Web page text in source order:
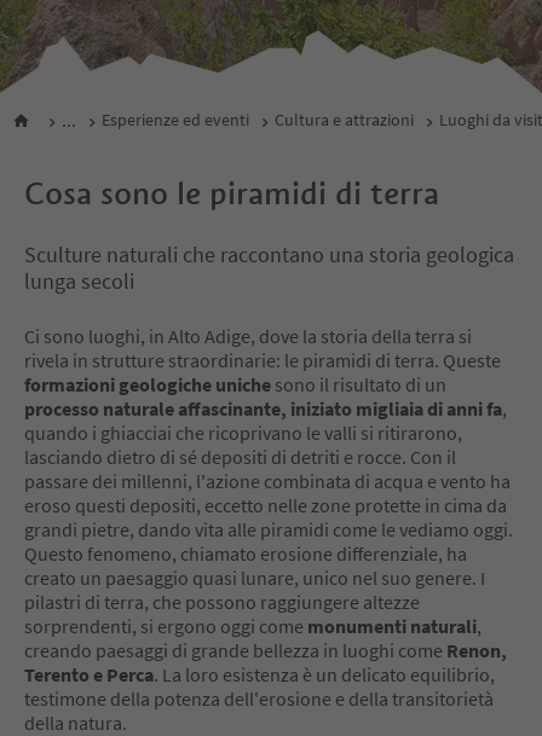
... Esperienze ed eventi Cultura e attrazioni Luoghi da
Cosa sono le piramidi di terra
Sculture naturali che raccontano una storia geologica
lunga secoli
Ci sono luoghi, in Alto Adige, dove la storia della terra si
rivela in strutture straordinarie: le piramidi di terra. Queste
formazioni geologiche uniche sono il risultato di un
processo naturale affascinante, iniziato migliaia di anni fa,
quando i ghiacciai che ricoprivano le valli si ritirarono,
lasciando dietro di sé depositi di detriti e rocce. Con il
passare dei millenni, l'azione combinata di acqua e vento ha
eroso questi depositi, eccetto nelle zone protette in cima da
grandi pietre, dando vita alle piramidi come le vediamo oggi.
Questo fenomeno, chiamato erosione differenziale, ha
creato un paesaggio quasi lunare, unico nel suo genere. I
pilastri di terra, che possono raggiungere altezze
sorprendenti, si ergono oggi come monumenti naturali,
creando paesaggi di grande bellezza in luoghi come Renon,
Terento e Perca. La loro esistenza è un delicato equilibrio,
testimone della potenza dell'erosione e della transitorietà
della natura.